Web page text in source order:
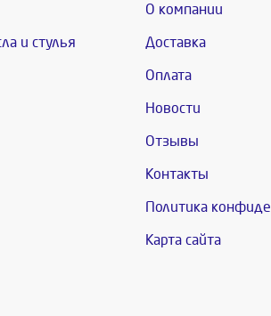
и стулья
О компании
Доставка
Оплата
Новости
Отзывы
Контакты
Политика
Карта сайта